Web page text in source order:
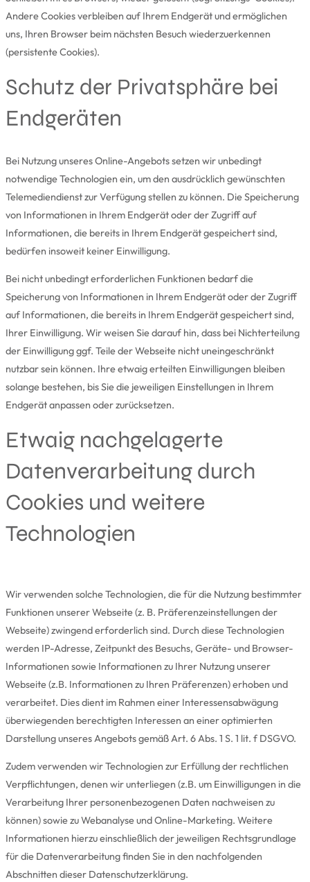
Andere Cookies verbleiben auf Ihrem Endgerät und ermöglichen
uns, Ihren Browser beim nächsten Besuch wiederzuerkennen
(persistente Cookies).
Schutz der Privatsphäre bei
Endgeräten
Bei Nutzung unseres Online-Angebots setzen wir unbedingt
notwendige Technologien ein, um den ausdrücklich gewünschten
Telemediendienst zur Verfügung stellen zu können. Die Speicherung
von Informationen in Ihrem Endgerät oder der Zugriff auf
Informationen, die bereits in Ihrem Endgerät gespeichert sind,
bedürfen insoweit keiner Einwilligung.
Bei nicht unbedingt erforderlichen Funktionen bedarf die
Speicherung von Informationen in Ihrem Endgerät oder der Zugriff
auf Informationen, die bereits in Ihrem Endgerät gespeichert sind,
Ihrer Einwilligung. Wir weisen Sie darauf hin, dass bei Nichterteilung
der Einwilligung ggf. Teile der Webseite nicht uneingeschränkt
nutzbar sein können. Ihre etwaig erteilten Einwilligungen bleiben
solange bestehen, bis Sie die jeweiligen Einstellungen in Ihrem
Endgerät anpassen oder zurücksetzen.
Etwaig nachgelagerte
Datenverarbeitung durch
Cookies und weitere
Technologien
Wir verwenden solche Technologien, die für die Nutzung bestimmter
Funktionen unserer Webseite (z. B. Präferenzeinstellungen der
Webseite) zwingend erforderlich sind. Durch diese Technologien
werden IP-Adresse, Zeitpunkt des Besuchs, Geräte- und Browser-
Informationen sowie Informationen zu Ihrer Nutzung unserer
Webseite (z.B. Informationen zu Ihren Präferenzen) erhoben und
verarbeitet. Dies dient im Rahmen einer Interessensabwägung
überwiegenden berechtigten Interessen an einer optimierten
Darstellung unseres Angebots gemäß Art. 6 Abs. 1 S. 1 lit. f DSGVO.
Zudem verwenden wir Technologien zur Erfüllung der rechtlichen
Verpflichtungen, denen wir unterliegen (z.B. um Einwilligungen in die
Verarbeitung Ihrer personenbezogenen Daten nachweisen zu
können) sowie zu Webanalyse und Online-Marketing. Weitere
Informationen hierzu einschließlich der jeweiligen Rechtsgrundlage
für die Datenverarbeitung finden Sie in den nachfolgenden
Abschnitten dieser Datenschutzerklärung.